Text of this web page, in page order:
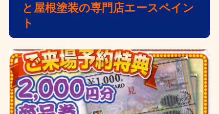
と屋根塗装の専門店エースペイン
ト